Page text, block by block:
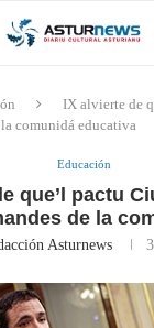
IX alvierte de
la comunidá educativa
Educación
que’l pactu
de la
Asturnews